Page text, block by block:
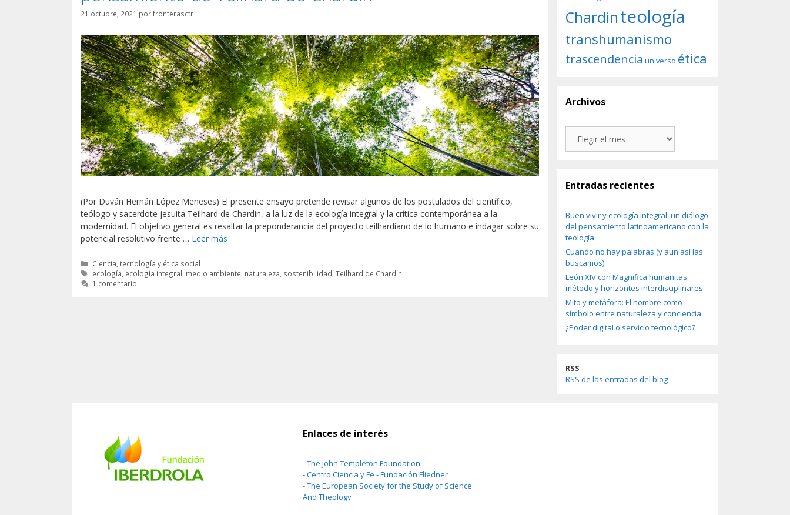
21 octubre, 2021 porfronterasctr
(Por Duván Hernán López Meneses) El presente ensayo pretende revisar algunos de los postulados del científico,
teólogo y sacerdote jesuita Teilhard de Chardin, a la luz de la ecología integral y la crítica contemporánea a la
modernidad. El objetivo general es resaltar la preponderancia del proyecto teilhardiano de lo humano e indagar sobre su
potencial resolutivo frente … Leer más
Categorías
Ciencia, tecnología y ética social
Etiquetas
ecología ecología integral medio ambiente naturaleza sostenibilidad ,Teilhard de Chardin
1 comentario
Chardinteología
transhumanismo
trascendencia universo ética
Archivos
Entradas recientes
Buen vivir y ecología integral: un diálogo
del pensamiento latinoamericano con la
teología
Cuando no hay palabras (y aun así las
buscamos)
León XIV con Magnifica humanitas:
método y horizontes interdisciplinares
Mito y metáfora: El hombre como
símbolo entre naturaleza y conciencia
¿Poder digital o servicio tecnológico?
RSS
RSS de las entradas del blog
Enlaces de interés
-The John Templeton Foundation
-Centro Ciencia y Fe - Fundación Fliedner
-The European Society for the Study of Science
And Theology